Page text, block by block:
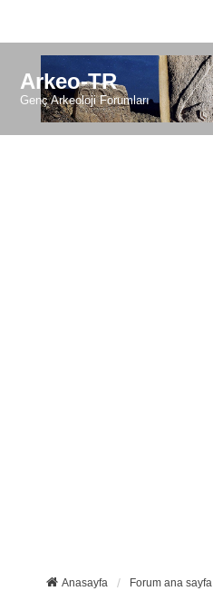
Arkeo-TR
Genç Arkeoloji Forumları
Anasayfa Forum ana sayfa